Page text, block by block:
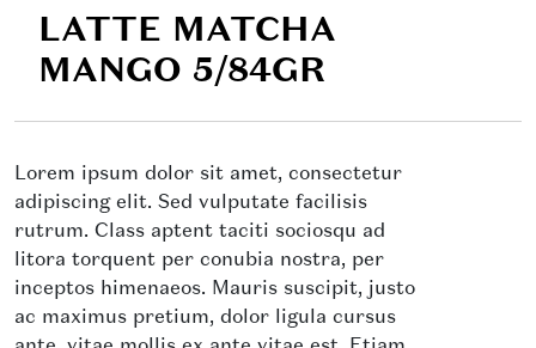
LATTE MATCHA
MANGO 5/84GR
Lorem ipsum dolor sit amet, consectetur
adipiscing elit. Sed vulputate facilisis
rutrum. Class aptent taciti sociosqu ad
litora torquent per conubia nostra, per
inceptos himenaeos. Mauris suscipit, justo
ac maximus pretium, dolor ligula cursus